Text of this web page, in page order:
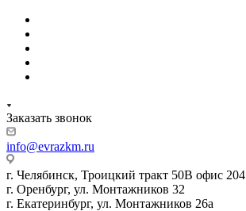
Заказать звонок
info@evrazkm.ru
г. Челябинск, Троицкий тракт 50В офис 204
г. Оренбург, ул. Монтажников 32
г. Екатеринбург, ул. Монтажников 26а